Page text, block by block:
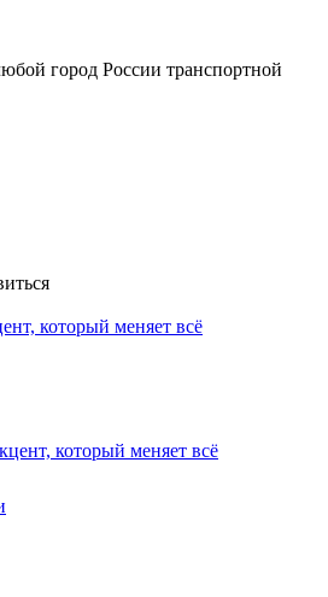
город России транспортной
который меняет всё